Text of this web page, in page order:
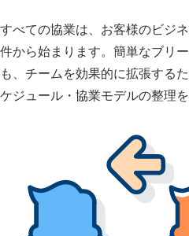
すべての協業は、お客様のビジ
件から始まります。簡単なブリ
も、チームを効果的に拡張する
ケジュール・協業モデルの整理を